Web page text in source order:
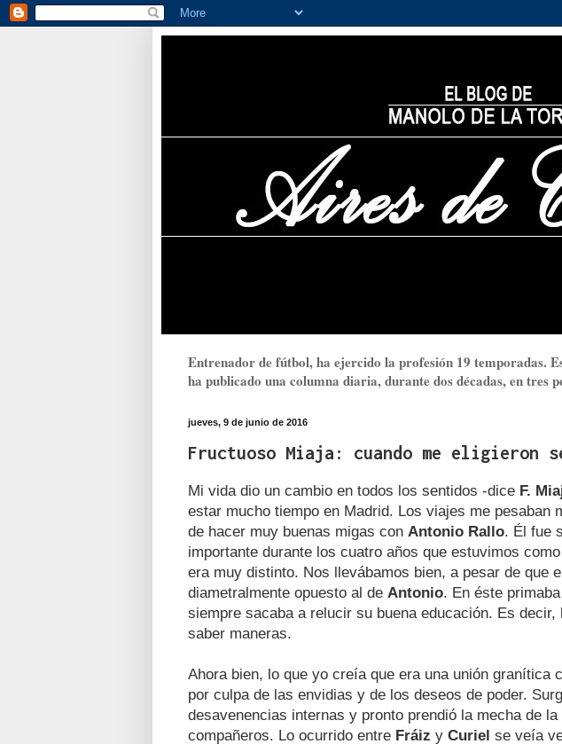
Entrenador de fútbol, ha ejercido la profesión 19 temporadas.
ha publicado una columna diaria, durante dos décadas, en tres
jueves, 9 de junio de 2016
Fructuoso Miaja: cuando me eligieron
Mi vida dio un cambio en todos los sentidos -dice F.
estar mucho tiempo en Madrid. Los viajes me pesaban
de hacer muy buenas migas con Antonio Rallo. Él fue
importante durante los cuatro años que estuvimos
era muy distinto. Nos llevábamos bien, a pesar de que
diametralmente opuesto al de Antonio. En éste
siempre sacaba a relucir su buena educación. Es decir,
saber maneras.
Ahora bien, lo que yo creía que era una unión granítica
por culpa de las envidias y de los deseos de poder.
desavenencias internas y pronto prendió la mecha de
compañeros. Lo ocurrido entre Fráiz y Curiel se veía